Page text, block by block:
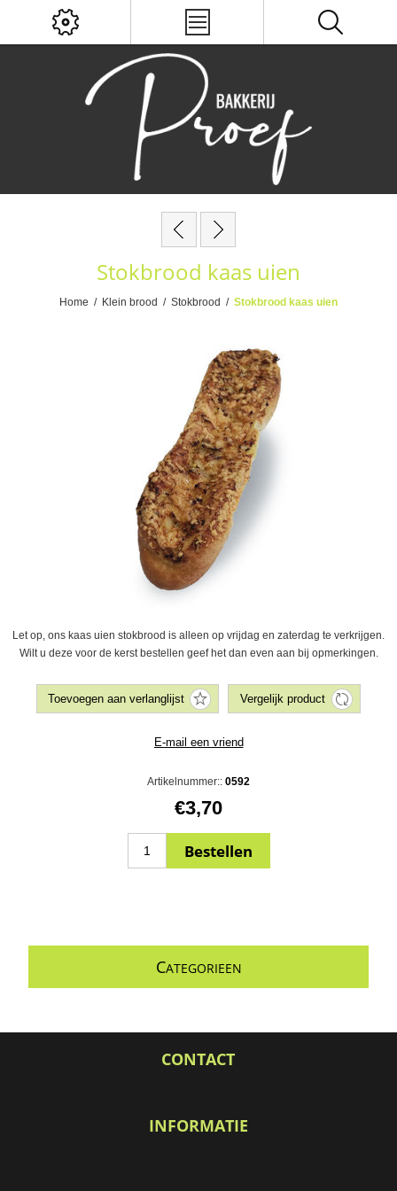
Stokbrood kaas uien
Home / Klein brood / Stokbrood / Stokbrood kaas uien
Let op, ons kaas uien stokbrood is alleen op vrijdag en zaterdag te verkrijgen.
Wilt u deze voor de kerst bestellen geef het dan even aan bij opmerkingen.
Artikelnummer:: 0592
€3,70
CATEGORIEEN
CONTACT
INFORMATIE